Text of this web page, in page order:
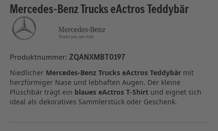
Mercedes‑Benz Trucks eActros Teddybär
Produktnummer: ZQANXMBT0197
Niedlicher Mercedes‑Benz Trucks eActros Teddybär mit
herzförmiger Nase und lebhaften Augen. Der kleine
Plüschbär trägt ein blaues eActros T‑Shirt und eignet sich
ideal als dekoratives Sammlerstück oder Geschenk.